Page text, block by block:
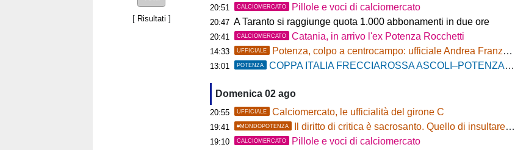
[ Risultati ]
20:51 CALCIOMERCATO Pillole e voci di calciomercato
20:47 A Taranto si raggiunge quota 1.000 abbonamenti in due ore
20:41 CALCIOMERCATO Catania, in arrivo l'ex Potenza Rocchetti
14:33 UFFICIALE Potenza, colpo a centrocampo: ufficiale Andrea Franzolini, firma fino al 2028
13:01 POTENZA COPPA ITALIA FRECCIAROSSA ASCOLI–POTENZA: BIGLIETTI SETTORE OSPITI IN VENDITA
Domenica 02 ago
20:55 UFFICIALE Calciomercato, le ufficialità del girone C
19:41 #MONDOPOTENZA Il diritto di critica è sacrosanto. Quello di insultare, no!
19:10 CALCIOMERCATO Pillole e voci di calciomercato